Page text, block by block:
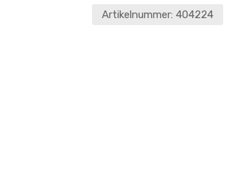
Artikelnummer: 404224